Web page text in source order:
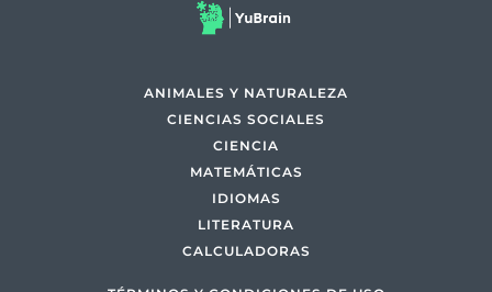
ANIMALES Y NATURALEZA
CIENCIAS SOCIALES
CIENCIA
MATEMÁTICAS
IDIOMAS
LITERATURA
CALCULADORAS